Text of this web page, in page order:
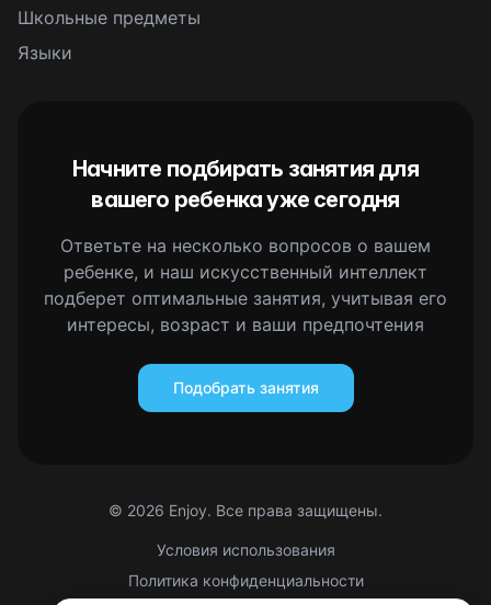
Школьные предметы
Языки
Начните подбирать занятия для
вашего ребенка уже сегодня
Ответьте на несколько вопросов о вашем
ребенке, и наш искусственный интеллект
подберет оптимальные занятия, учитывая его
интересы, возраст и ваши предпочтения
Подобрать занятия
© 2026 Enjoy. Все права защищены.
Условия использования
Политика конфиденциальности